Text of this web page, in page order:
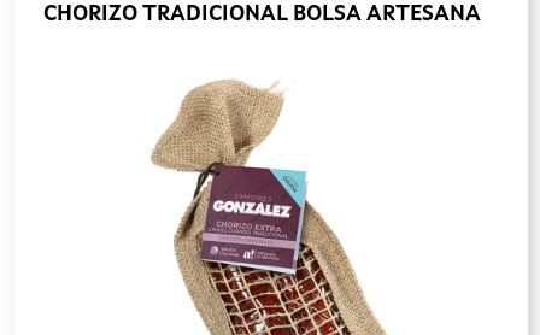
CHORIZO TRADICIONAL BOLSA ARTESANA